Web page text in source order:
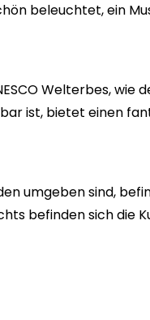
beleuchtet, ein
Welterbes, wie
ist, bietet einen
umgeben sind,
befinden sich die